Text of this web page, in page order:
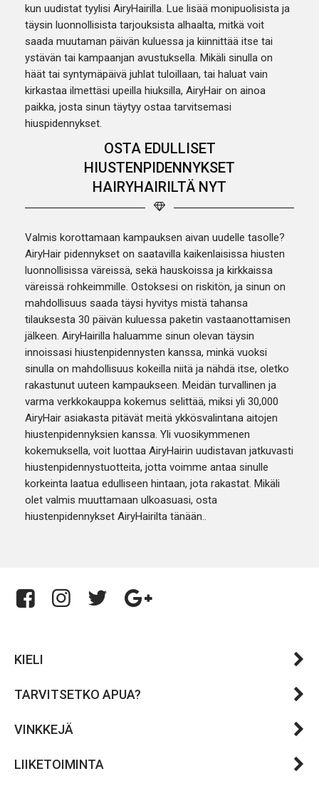
kun uudistat tyylisi AiryHairilla. Lue lisää monipuolisista ja
täysin luonnollisista tarjouksista alhaalta, mitkä voit
saada muutaman päivän kuluessa ja kiinnittää itse tai
ystävän tai kampaanjan avustuksella. Mikäli sinulla on
häät tai syntymäpäivä juhlat tuloillaan, tai haluat vain
kirkastaa ilmettäsi upeilla hiuksilla, AiryHair on ainoa
paikka, josta sinun täytyy ostaa tarvitsemasi
hiuspidennykset.
OSTA EDULLISET
HIUSTENPIDENNYKSET
HAIRYHAIRILTÄ NYT
Valmis korottamaan kampauksen aivan uudelle tasolle?
AiryHair pidennykset on saatavilla kaikenlaisissa hiusten
luonnollisissa väreissä, sekä hauskoissa ja kirkkaissa
väreissä rohkeimmille. Ostoksesi on riskitön, ja sinun on
mahdollisuus saada täysi hyvitys mistä tahansa
tilauksesta 30 päivän kuluessa paketin vastaanottamisen
jälkeen. AiryHairilla haluamme sinun olevan täysin
innoissasi hiustenpidennysten kanssa, minkä vuoksi
sinulla on mahdollisuus kokeilla niitä ja nähdä itse, oletko
rakastunut uuteen kampaukseen. Meidän turvallinen ja
varma verkkokauppa kokemus selittää, miksi yli 30,000
AiryHair asiakasta pitävät meitä ykkösvalintana aitojen
hiustenpidennyksien kanssa. Yli vuosikymmenen
kokemuksella, voit luottaa AiryHairin uudistavan jatkuvasti
hiustenpidennystuotteita, jotta voimme antaa sinulle
korkeinta laatua edulliseen hintaan, jota rakastat. Mikäli
olet valmis muuttamaan ulkoasuasi, osta
hiustenpidennykset AiryHairilta tänään..
KIELI
TARVITSETKO APUA?
VINKKEJÄ
LIIKETOIMINTA